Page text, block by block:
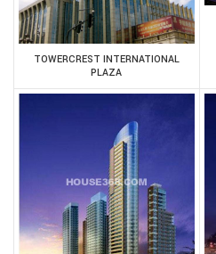
TOWERCREST INTERNATIONAL
PLAZA